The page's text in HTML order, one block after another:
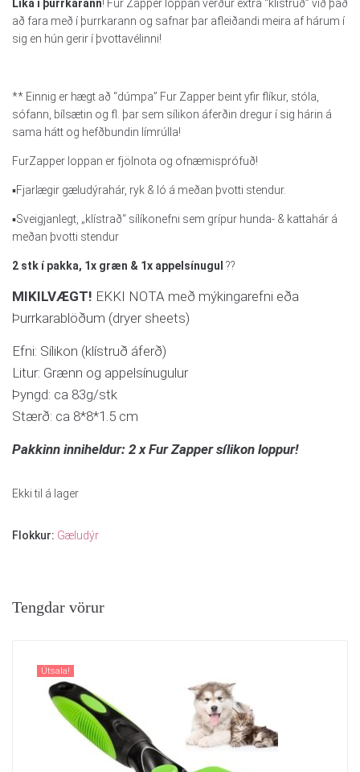
Líka í þurrkarann! Fur Zapper loppan verður extra “klístruð” við það
að fara með í þurrkarann og safnar þar afleiðandi meira af hárum í
sig en hún gerir í þvottavélinni!
** Einnig er hægt að “dúmpa” Fur Zapper beint yfir flíkur, stóla,
sófann, bílsætin og fl. þar sem sílikon áferðin dregur í sig hárin á
sama hátt og hefðbundin límrúlla!
FurZapper loppan er fjölnota og ofnæmisprófuð!
▪️Fjarlægir gæludýrahár, ryk & ló á meðan þvotti stendur.
▪️Sveigjanlegt, „klístrað“ sílíkonefni sem grípur hunda- & kattahár á
meðan þvotti stendur
2 stk í pakka, 1x græn & 1x appelsínugul ??
MIKILVÆGT! EKKI NOTA með mýkingarefni eða
Þurrkarablöðum (dryer sheets)
Efni: Sílikon (klístruð áferð)
Litur: Grænn og appelsínugulur
Þyngd: ca 83g/stk
Stærð: ca 8*8*1.5 cm
Pakkinn inniheldur: 2 x Fur Zapper sílikon loppur!
Ekki til á lager
Flokkur: Gæludýr
Tengdar vörur
Útsala!